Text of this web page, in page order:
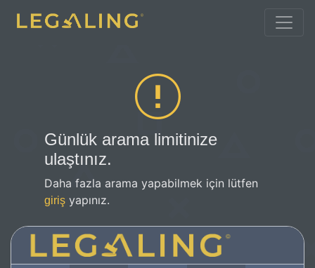
Günlük arama limitinize
ulaştınız.
Daha fazla arama yapabilmek için lütfen
giriş yapınız.